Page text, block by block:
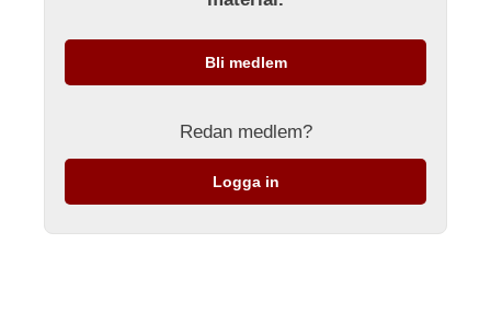
Bli medlem
Redan medlem?
Logga in